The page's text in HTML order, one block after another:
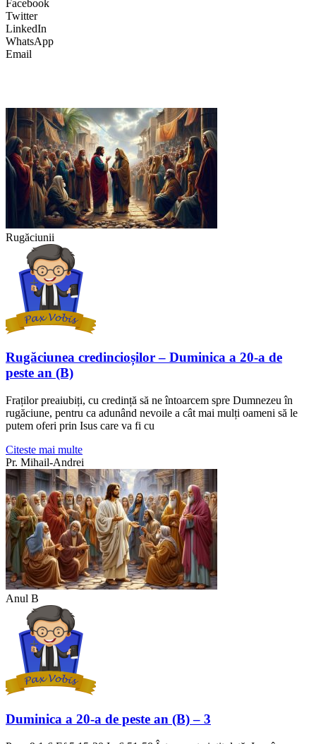
Facebook
Twitter
LinkedIn
WhatsApp
Email
Rugăciunii
Rugăciunea credincioșilor – Duminica a 20-a de
peste an (B)
Fraților preaiubiți, cu credință să ne întoarcem spre Dumnezeu în
rugăciune, pentru ca adunând nevoile a cât mai mulți oameni să le
putem oferi prin Isus care va fi cu
Citeste mai multe
Pr. Mihail-Andrei
Anul B
Duminica a 20-a de peste an (B) – 3